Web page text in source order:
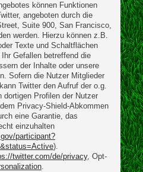
können Funktionen
angeboten durch die
Suite 900, San Francisco,
werden. Hierzu können z.B.
Texte und Schaltflächen
Gefallen betreffend die
der Inhalte oder unsere
Sofern die Nutzer Mitglieder
Twitter den Aufruf der o.g.
dortigen Profilen der Nutzer
Privacy-Shield-Abkommen
eine Garantie, das
einzuhalten
participant?
).
twitter.com/de/privacy, Opt-
.